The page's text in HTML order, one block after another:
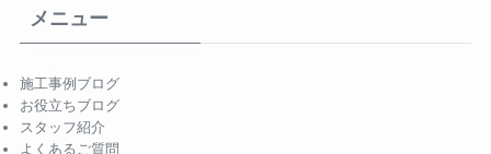
メニュー
施工事例ブログ
お役立ちブログ
スタッフ紹介
よくあるご質問